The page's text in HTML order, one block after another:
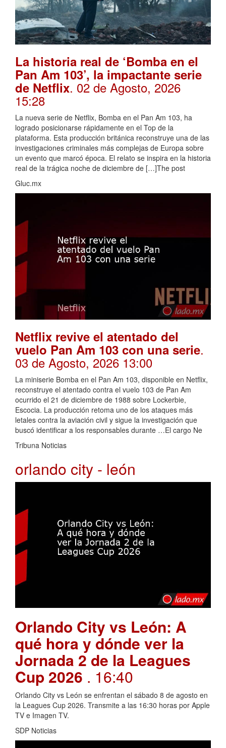
La historia real de ‘Bomba en el
Pan Am 103’, la impactante serie
de Netflix. 02 de Agosto, 2026
15:28
La nueva serie de Netflix, Bomba en el Pan Am 103, ha
logrado posicionarse rápidamente en el Top de la
plataforma. Esta producción británica reconstruye una de las
investigaciones criminales más complejas de Europa sobre
un evento que marcó época. El relato se inspira en la historia
real de la trágica noche de diciembre de […]The post
Gluc.mx
Netflix revive el atentado del
vuelo Pan Am 103 con una serie.
03 de Agosto, 2026 13:00
La miniserie Bomba en el Pan Am 103, disponible en Netflix,
reconstruye el atentado contra el vuelo 103 de Pan Am
ocurrido el 21 de diciembre de 1988 sobre Lockerbie,
Escocia. La producción retoma uno de los ataques más
letales contra la aviación civil y sigue la investigación que
buscó identificar a los responsables durante …El cargo Ne
Tribuna Noticias
orlando city - león
Orlando City vs León: A
qué hora y dónde ver la
Jornada 2 de la Leagues
Cup 2026 . 16:40
Orlando City vs León se enfrentan el sábado 8 de agosto en
la Leagues Cup 2026. Transmite a las 16:30 horas por Apple
TV e Imagen TV.
SDP Noticias